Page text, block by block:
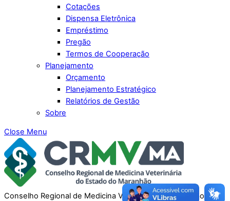
Cotações
Dispensa Eletrônica
Empréstimo
Pregão
Termos de Cooperação
Planejamento
Orçamento
Planejamento Estratégico
Relatórios de Gestão
Sobre
Close Menu
Conselho Regional de Medicina Veterinária do Maranhão